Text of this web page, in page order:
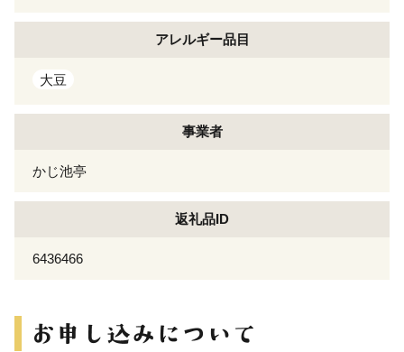
アレルギー品目
大豆
事業者
かじ池亭
返礼品ID
6436466